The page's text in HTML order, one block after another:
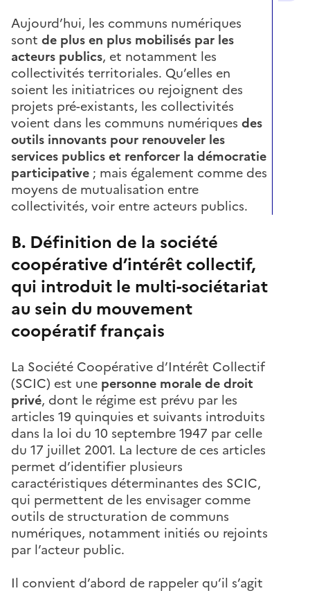
Aujourd’hui, les communs numériques
sont de plus en plus mobilisés par les
acteurs publics, et notamment les
collectivités territoriales. Qu’elles en
soient les initiatrices ou rejoignent des
projets pré-existants, les collectivités
voient dans les communs numériques des
outils innovants pour renouveler les
services publics et renforcer la démocratie
participative ; mais également comme des
moyens de mutualisation entre
collectivités, voir entre acteurs publics.
B. Définition de la société
coopérative d’intérêt collectif,
qui introduit le multi-sociétariat
au sein du mouvement
coopératif français
La Société Coopérative d’Intérêt Collectif
(SCIC) est une personne morale de droit
privé, dont le régime est prévu par les
articles 19 quinquies et suivants introduits
dans la loi du 10 septembre 1947 par celle
du 17 juillet 2001. La lecture de ces articles
permet d’identifier plusieurs
caractéristiques déterminantes des SCIC,
qui permettent de les envisager comme
outils de structuration de communs
numériques, notamment initiés ou rejoints
par l’acteur public.
Il convient d’abord de rappeler qu’il s’agit